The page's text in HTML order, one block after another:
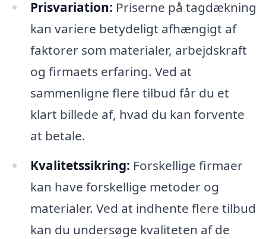
Prisvariation: Priserne på tagdækning
kan variere betydeligt afhængigt af
faktorer som materialer, arbejdskraft
og firmaets erfaring. Ved at
sammenligne flere tilbud får du et
klart billede af, hvad du kan forvente
at betale.
Kvalitetssikring: Forskellige firmaer
kan have forskellige metoder og
materialer. Ved at indhente flere tilbud
kan du undersøge kvaliteten af de